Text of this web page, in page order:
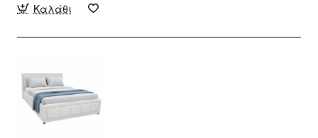
Καλάθι